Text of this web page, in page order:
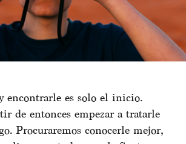
encontrarle es solo el inicio.
de entonces empezar a tratarle
Procuraremos conocerle mejor,